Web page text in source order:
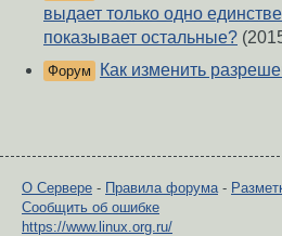
выдает только одно
показывает остальные?
Форум Как изменить
О Сервере - Правила форума -
Сообщить об ошибке
https://www.linux.org.ru/